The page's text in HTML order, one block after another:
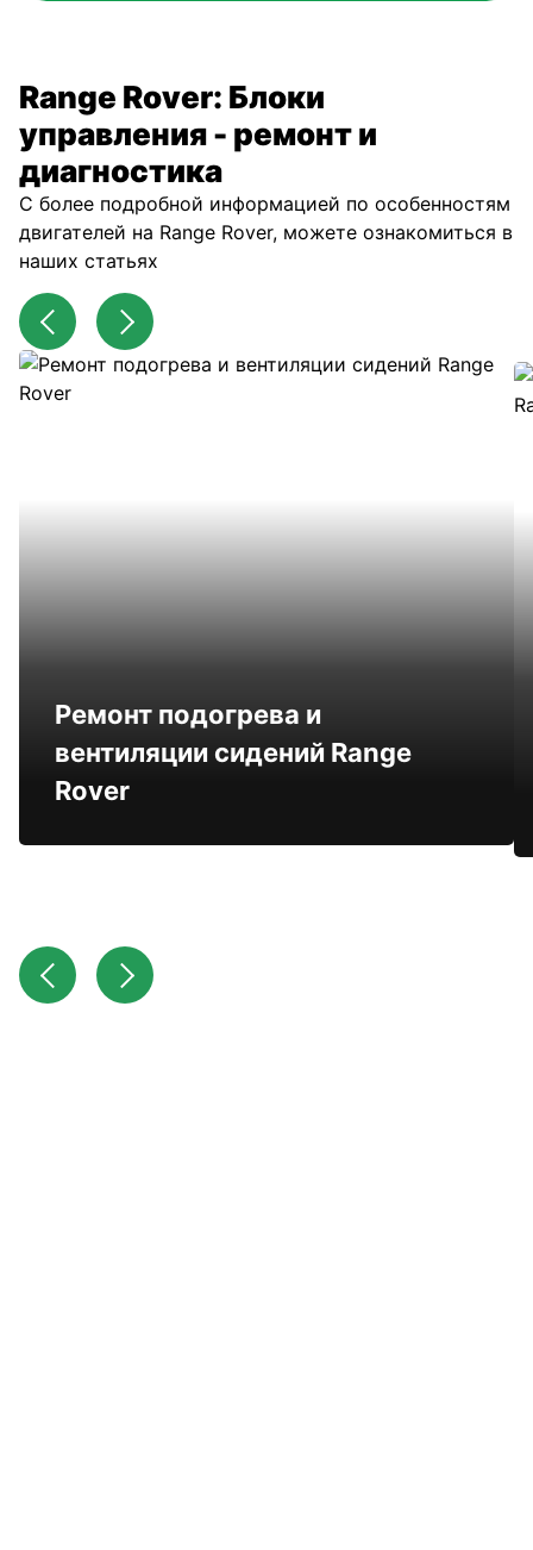
Range Rover: Блоки
управления - ремонт и
диагностика
С более подробной информацией по особенностям
двигателей на Range Rover, можете ознакомиться в
наших статьях
Ремонт подогрева и
вентиляции сидений Range
Rover